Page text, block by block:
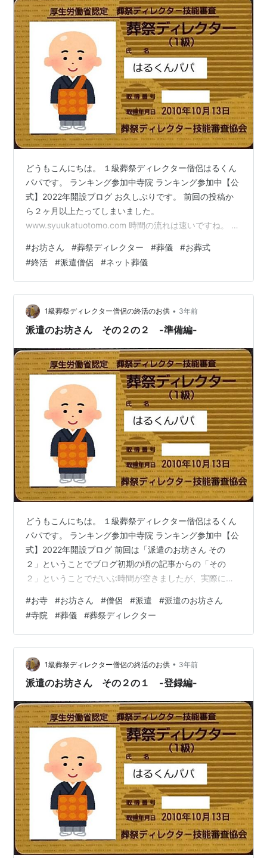
どうもこんにちは。 １級葬祭ディレクター僧侶はるくん
パパです。 ランキング参加中寺院 ランキング参加中【公
式】2022年開設ブログ お久しぶりです。 前回の投稿か
ら２ヶ月以上たってしまいました。
www.syuukatuotomo.com 時間の流れは速いですね。 決
（まぁ少しは趣味を楽しんでしまっていた部分はありま
すが） なんと！今月（令和５年５月）派遣のお坊さんで
の収入が前職を上回りました！ 葬儀屋さんを辞めてお坊
さんだけでやる！派遣のお坊さんをメインにお坊さんを
やってみると決めてから約２年。 途中に少々登録した分
をいったんお休みすることに…
#お坊さん #葬祭ディレクター #葬儀 #お葬式
#終活 #派遣僧侶 #ネット葬儀
1級葬祭ディレクター僧侶の終活のお供 • 3年前
派遣のお坊さん その２の２ -準備編-
どうもこんにちは。 １級葬祭ディレクター僧侶はるくん
パパです。 ランキング参加中寺院 ランキング参加中【公
式】2022年開設ブログ 前回は「派遣のお坊さん その
２」ということでブログ初期の頃の記事からの「その
２」ということでだいぶ時間が空きましたが、実際に登
向けに記事を書き始めました。
www.syuukatuotomo.com www.syuukatuotomo.com 今
回もその続きで 実際に登録の依頼を何社かに送ってみた
けど実際にどんなこと用意したらいいの？ とか準備して
おいたほうがいいことなどを紹介していきたいと思いま
す。 ということで…
#お寺 #お坊さん #僧侶 #派遣 #派遣のお坊さん
#寺院 #葬儀 #葬祭ディレクター
1級葬祭ディレクター僧侶の終活のお供 • 3年前
派遣のお坊さん その２の１ -登録編-